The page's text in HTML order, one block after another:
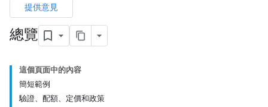
提供意見
總覽
這個頁面中的內容
簡短範例
驗證、配額、定價和政策